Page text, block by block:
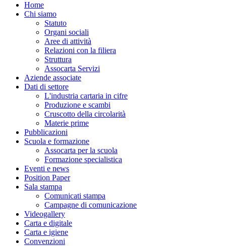
Home
Chi siamo
Statuto
Organi sociali
Aree di attività
Relazioni con la filiera
Struttura
Assocarta Servizi
Aziende associate
Dati di settore
L'industria cartaria in cifre
Produzione e scambi
Cruscotto della circolarità
Materie prime
Pubblicazioni
Scuola e formazione
Assocarta per la scuola
Formazione specialistica
Eventi e news
Position Paper
Sala stampa
Comunicati stampa
Campagne di comunicazione
Videogallery
Carta e digitale
Carta e igiene
Convenzioni